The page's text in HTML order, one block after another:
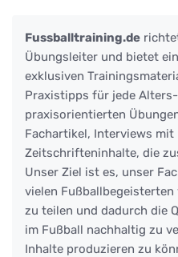
Fussballtraining.de
Übungsleiter und bietet
exklusiven
Praxistipps für jede
praxisorientierten
Fachartikel, Interviews mit
Zeitschrifteninhalte, die
Unser Ziel ist es, unser
vielen
zu teilen und dadurch die
im Fußball nachhaltig zu
Inhalte produzieren zu